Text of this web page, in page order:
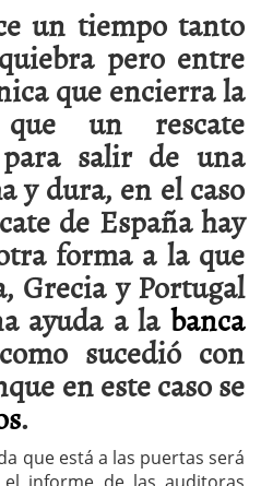
un tiempo tanto
pero entre
que encierra la
un rescate
salir de una
y dura, en el caso
de España hay
forma a la que
Grecia y Portugal
ayuda a la banca
sucedió con
en este caso se
.
que está a las puertas será